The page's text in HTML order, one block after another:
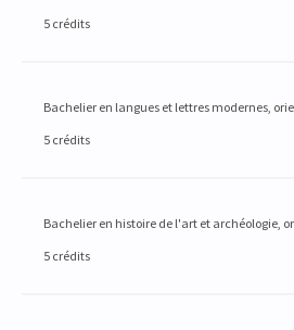
5 crédits
Bachelier en langues et lettres modernes,
5 crédits
Bachelier en histoire de l'art et archéologie,
5 crédits